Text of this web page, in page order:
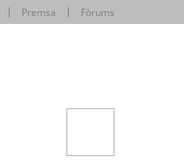
Premsa Fòrums